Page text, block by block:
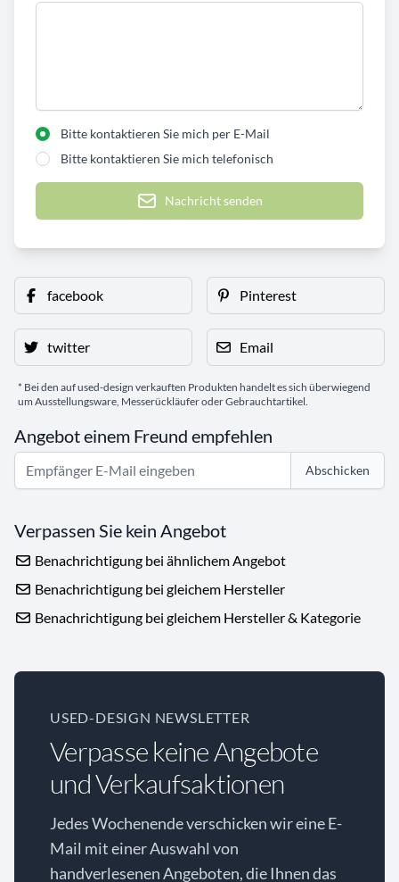
Bitte kontaktieren Sie mich per E-Mail
Bitte kontaktieren Sie mich telefonisch
Nachricht senden
facebook Pinterest
twitter Email
* Bei den auf used-design verkauften Produkten handelt es sich überwiegend
um Ausstellungsware, Messerückläufer oder Gebrauchtartikel.
Angebot einem Freund empfehlen
Abschicken
Verpassen Sie kein Angebot
Benachrichtigung bei ähnlichem Angebot
Benachrichtigung bei gleichem Hersteller
Benachrichtigung bei gleichem Hersteller & Kategorie
USED-DESIGN NEWSLETTER
Verpasse keine Angebote
und Verkaufsaktionen
Jedes Wochenende verschicken wir eine E-
Mail mit einer Auswahl von
handverlesenen Angeboten, die Ihnen das